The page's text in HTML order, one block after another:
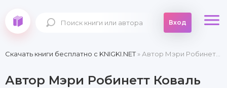
Вход
Скачать книги бесплатно c KNIGKI.NET» Автор Мэри Робинетт Коваль
Автор Мэри Робинетт Коваль